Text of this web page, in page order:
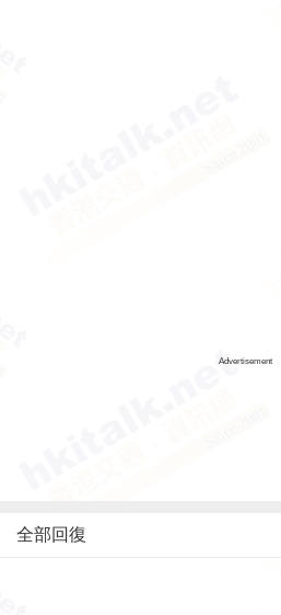
Advertisement
全部回復